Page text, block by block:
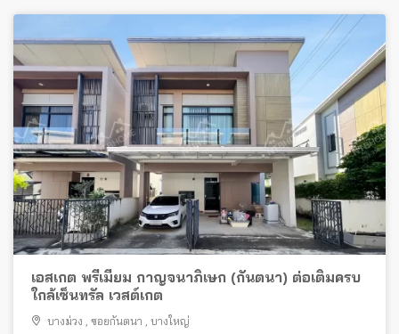
เอสเกต พรีเมี่ยม กาญจนาภิเษก (กันตนา) ต่อเติมครบ
ใกล้เซ็นทรัล เวสต์เกต
บางม่วง , ซอยกันตนา , บางใหญ่